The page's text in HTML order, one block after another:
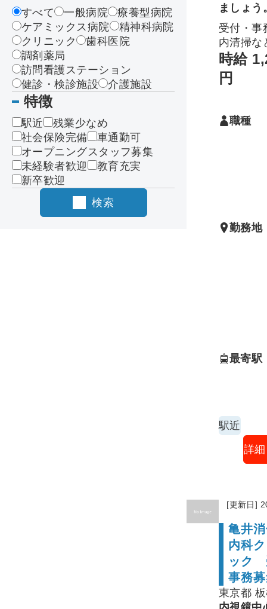
すべて 一般病院
療養型病院
ケアミックス病院
精神科病院
クリニック
歯科医院
調剤薬局
訪問看護ステーション
健診・検診施設
介護施設
特徴
駅近
残業少なめ
社会保険完備
車通勤可
オープニングスタッフ募集
未経験者歓迎
教育充実
新卒歓迎
検索
ましょう
受付・事
内清掃な
務を幅広
ートして
きます。
たくさん
すが、入
護助手を
時給
円
職種
勤務地
最寄駅
駅近
詳
[更新日]
亀井
内科
ック
事務
東京都